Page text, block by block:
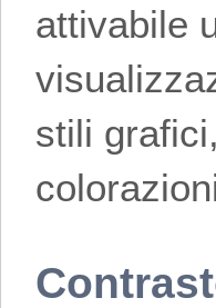
attivabile
stili